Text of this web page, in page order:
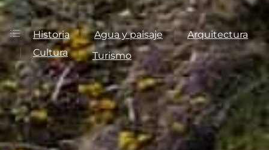
Historia Agua y paisaje
Arquitectura
Cultura
Turismo